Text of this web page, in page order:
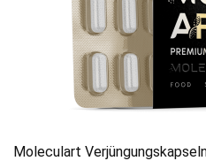
Moleculart